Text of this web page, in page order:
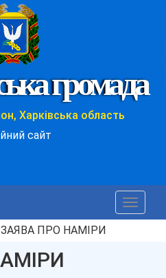
громада
Харківська область
сайт
Toggle
ЗАЯВА ПРО НАМІРИ